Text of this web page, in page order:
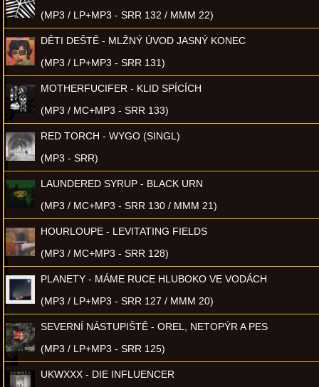
(MP3 / LP+MP3 - SRR 132 / MMM 22)
DĚTI DEŠTĚ - MLŽNÝ ÚVOD JASNÝ KONEC
(MP3 / LP+MP3 - SRR 131)
MOTHERFUCIFER - KLID SPÍCÍCH
(MP3 / MC+MP3 - SRR 133)
RED TORCH - WYGO (SINGL)
(MP3 - SRR)
LAUNDERED SYRUP - BLACK URN
(MP3 / MC+MP3 - SRR 130 / MMM 21)
HOURLOUPE - LEVITATING FIELDS
(MP3 / MC+MP3 - SRR 128)
PLANETY - MÁME RUCE HLUBOKO VE VODÁCH
(MP3 / LP+MP3 - SRR 127 / MMM 20)
SEVERNÍ NÁSTUPIŠTĚ - OREL, NETOPÝR A PES
(MP3 / LP+MP3 - SRR 125)
UKWXXX - DIE INFLUENCER